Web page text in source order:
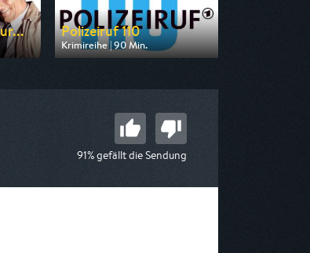
Polizeiruf 110
Krimireihe | 90 Min.
Ausgestrahlt von MDR
91% gefällt die Sendung